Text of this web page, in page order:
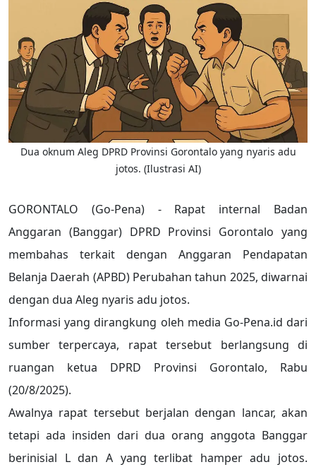
Dua oknum Aleg DPRD Provinsi Gorontalo yang nyaris adu
jotos. (Ilustrasi AI)
GORONTALO (Go-Pena) - Rapat internal Badan
Anggaran (Banggar) DPRD Provinsi Gorontalo yang
membahas terkait dengan Anggaran Pendapatan
Belanja Daerah (APBD) Perubahan tahun 2025, diwarnai
dengan dua Aleg nyaris adu jotos.
Informasi yang dirangkung oleh media Go-Pena.id dari
sumber terpercaya, rapat tersebut berlangsung di
ruangan ketua DPRD Provinsi Gorontalo, Rabu
(20/8/2025).
Awalnya rapat tersebut berjalan dengan lancar, akan
tetapi ada insiden dari dua orang anggota Banggar
berinisial L dan A yang terlibat hamper adu jotos.